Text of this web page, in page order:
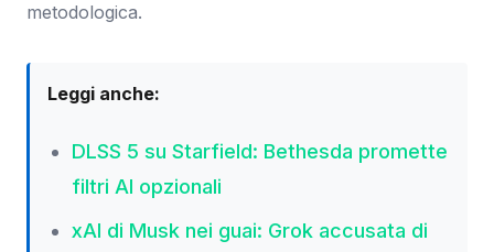
metodologica.
Leggi anche:
DLSS 5 su Starfield: Bethesda promette
filtri AI opzionali
xAI di Musk nei guai: Grok accusata di